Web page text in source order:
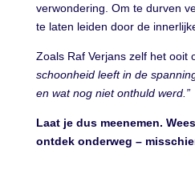
verwondering. Om te durven
te laten leiden door de
Zoals Raf Verjans zelf het ooit
schoonheid leeft in de
en wat nog niet onthuld werd.”
Laat je dus meenemen.
ontdek onderweg –